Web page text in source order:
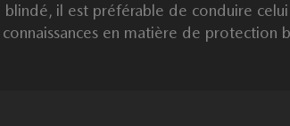
il est préférable de conduire
en matière de protection